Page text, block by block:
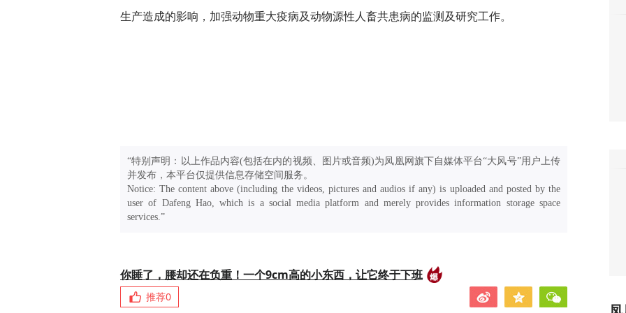
生产造成的影响，加强动物重大疫病及动物源性人畜共患病的监测及研究工作。
“特别声明：以上作品内容(包括在内的视频、图片或音频)为凤凰网旗下自媒体平台“大风号”用户上传
并发布，本平台仅提供信息存储空间服务。
Notice: The content above (including the videos, pictures and audios if any) is uploaded and posted by the
user of Dafeng Hao, which is a social media platform and merely provides information storage space
services.”
你睡了，腰却还在负重！一个9cm高的小东西，让它终于下班
推荐0